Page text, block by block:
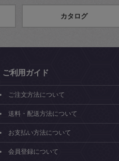
カタログ
ご利用ガイド
ご注文方法について
送料・配送方法について
お支払い方法について
会員登録について